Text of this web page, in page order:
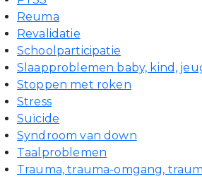
Reuma
Revalidatie
Schoolparticipatie
Slaapproblemen baby, kind,
Stoppen met roken
Stress
Suïcide
Syndroom van down
Taalproblemen
Trauma, trauma-omgang,